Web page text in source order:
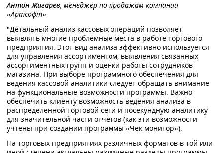
Антон Жигарев, менеджер по продажам компании
«Артсофт»
"Детальный анализ кассовых операций позволяет
выявлять многие проблемные места в работе торгового
предприятия. Этот вид анализа эффективно используется
для управления ассортиментом, выявления связанных
ассортиментных групп и оценки работы сотрудников
магазина. При выборе программного обеспечения для
ведения кассовой аналитики следует обращать внимание
на функциональные возможности программы. Важно
обеспечить клиенту возможность ведения анализа в
распределённой торговой сети и посекундную аналитику
для значительной части отчётов (как эти возможности
учтены при создании программы «Чек монитор»).
На торговых предприятиях различных форматов в той или